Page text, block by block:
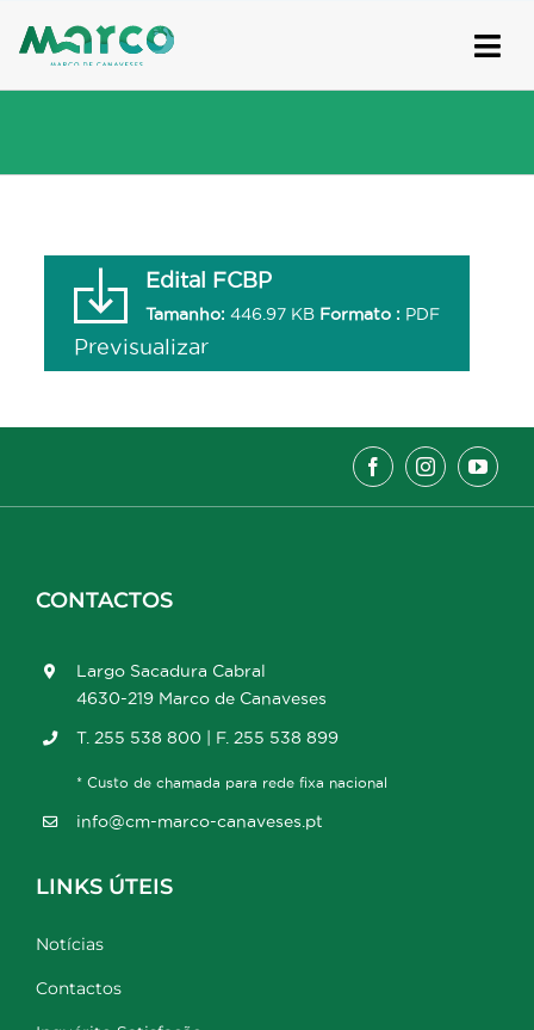
to
Edital FCBP
Tamanho: 446.97 KB Formato : PDF
Previsualizar
CONTACTOS
Largo Sacadura Cabral
4630-219 Marco de Canaveses
T. 255 538 800 | F. 255 538 899
* Custo de chamada para rede fixa nacional
info@cm-marco-canaveses.pt
LINKS ÚTEIS
Notícias
Contactos